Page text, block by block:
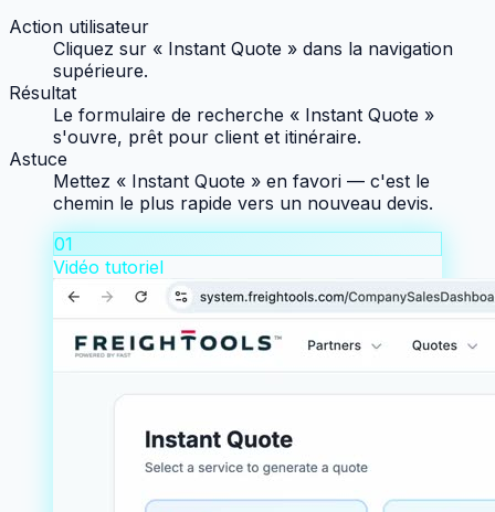
Action utilisateur
Cliquez sur « Instant Quote » dans la navigation
supérieure.
Résultat
Le formulaire de recherche « Instant Quote »
s'ouvre, prêt pour client et itinéraire.
Astuce
Mettez « Instant Quote » en favori — c'est le
chemin le plus rapide vers un nouveau devis.
01
Vidéo tutoriel